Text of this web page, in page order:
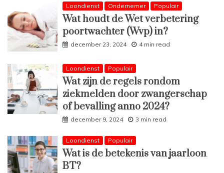
Loondienst Ondernemer Populair
Wat houdt de Wet verbetering
poortwachter (Wvp) in?
december 23, 2024 4 min read
Loondienst Populair
Wat zijn de regels rondom
ziekmelden door zwangerschap
of bevalling anno 2024?
december 9, 2024 3 min read
Loondienst Populair
Wat is de betekenis van jaarloon
BT?